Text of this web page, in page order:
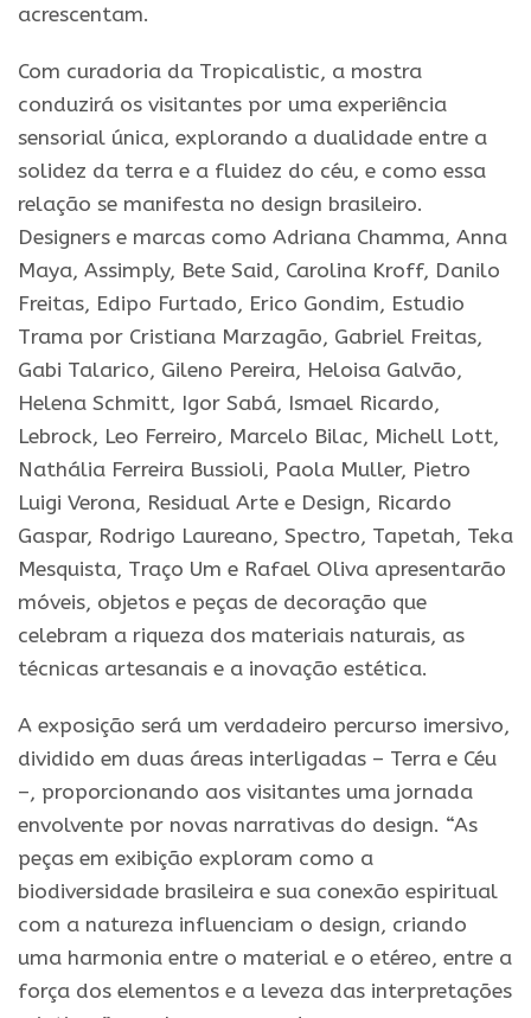
acrescentam.
Com curadoria da Tropicalistic, a mostra
conduzirá os visitantes por uma experiência
sensorial única, explorando a dualidade entre a
solidez da terra e a fluidez do céu, e como essa
relação se manifesta no design brasileiro.
Designers e marcas como Adriana Chamma, Anna
Maya, Assimply, Bete Said, Carolina Kroff, Danilo
Freitas, Edipo Furtado, Erico Gondim, Estudio
Trama por Cristiana Marzagão, Gabriel Freitas,
Gabi Talarico, Gileno Pereira, Heloisa Galvão,
Helena Schmitt, Igor Sabá, Ismael Ricardo,
Lebrock, Leo Ferreiro, Marcelo Bilac, Michell Lott,
Nathália Ferreira Bussioli, Paola Muller, Pietro
Luigi Verona, Residual Arte e Design, Ricardo
Gaspar, Rodrigo Laureano, Spectro, Tapetah, Teka
Mesquista, Traço Um e Rafael Oliva apresentarão
móveis, objetos e peças de decoração que
celebram a riqueza dos materiais naturais, as
técnicas artesanais e a inovação estética.
A exposição será um verdadeiro percurso imersivo,
dividido em duas áreas interligadas – Terra e Céu
–, proporcionando aos visitantes uma jornada
envolvente por novas narrativas do design. “As
peças em exibição exploram como a
biodiversidade brasileira e sua conexão espiritual
com a natureza influenciam o design, criando
uma harmonia entre o material e o etéreo, entre a
força dos elementos e a leveza das interpretações